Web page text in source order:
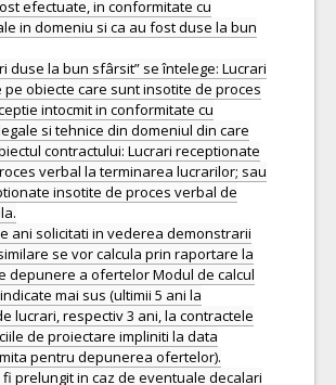
efectuate, in conformitate cu
in domeniu si ca au fost duse la bun
duse la bun sfârsit” se întelege: Lucrari
obiecte care sunt insotite de proces
intocmit in conformitate cu
si tehnice din domeniul din care
contractului: Lucrari receptionate
verbal la terminarea lucrarilor; sau
insotite de proces verbal de
ani solicitati in vederea demonstrarii
se vor calcula prin raportare la
depunere a ofertelor Modul de calcul
mai sus (ultimii 5 ani la
lucrari, respectiv 3 ani, la contractele
de proiectare impliniti la data
pentru depunerea ofertelor).
prelungit in caz de eventuale decalari